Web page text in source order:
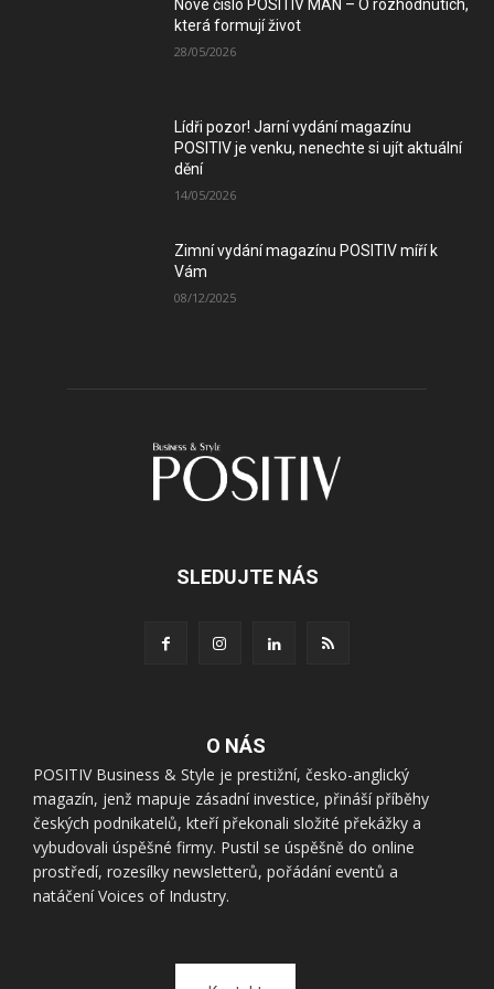
Nové číslo POSITIV MAN – O rozhodnutích,
která formují život
28/05/2026
Lídři pozor! Jarní vydání magazínu
POSITIV je venku, nenechte si ujít aktuální
dění
14/05/2026
Zimní vydání magazínu POSITIV míří k
Vám
08/12/2025
SLEDUJTE NÁS
O NÁS
POSITIV Business & Style je prestižní, česko-anglický
magazín, jenž mapuje zásadní investice, přináší příběhy
českých podnikatelů, kteří překonali složité překážky a
vybudovali úspěšné firmy. Pustil se úspěšně do online
prostředí, rozesílky newsletterů, pořádání eventů a
natáčení Voices of Industry.